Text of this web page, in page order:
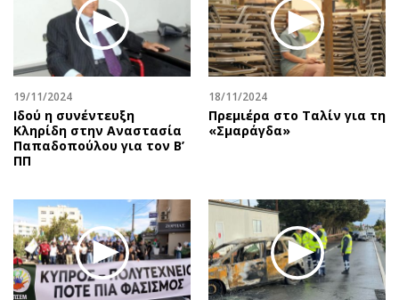
Εικαστικά
Βιβλίο
Χειρόγραφα
Προσφορές
Προσωπικότητες στην ''Κ''
Επιστολές
19/11/2024
Ιδού η συνέντευξη
Κληρίδη στην Αναστασία
Παπαδοπούλου για τον Β’
ΠΠ
18/11/2024
Πρεμιέρα στο Ταλίν για τη
«Σμαράγδα»